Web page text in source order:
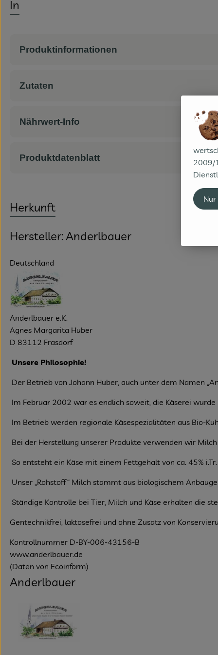
Info
Produktinformationen
Zutaten
Nährwert-Info
Produktdatenblatt
Herkunft
Hersteller: Anderlbauer
Deutschland
Anderlbauer e.K.
Agnes Margarita Huber
D 83112 Frasdorf
Unsere Philosophie!
Der Betrieb von Johann Huber, auch unter dem Namen
Im Februar 2002 war es endlich soweit, die Käserei
Im Betrieb werden regionale Käsespezialitäten aus Bio-
Bei der Herstellung unserer Produkte verwenden wir
So entsteht ein Käse mit einem Fettgehalt von ca. 45%
Unser „Rohstoff“ Milch stammt aus biologischem
Ständige Kontrolle bei Tier, Milch und Käse erhalten die
Gentechnikfrei, laktosefrei und ohne Zusatz von
Kontrollnummer D-BY-006-43156-B
www.anderlbauer.de
(Daten von Ecoinform)
Anderlbauer
2009/